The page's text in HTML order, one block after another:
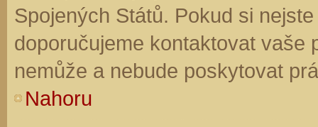
Spojených Států. Pokud si
doporučujeme kontaktovat vaše
nemůže a nebude poskytovat
Nahoru